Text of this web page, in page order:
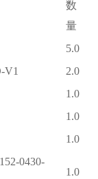
数
量
5.0
V1
2.0
1.0
1.0
1.0
0430-
1.0